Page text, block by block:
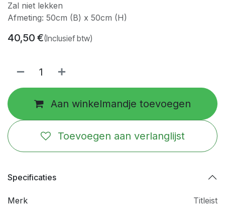
Zal niet lekken
Afmeting: 50cm (B) x 50cm (H)
40,50 €(Inclusief btw)
Aan winkelmandje toevoegen
Toevoegen aan verlanglijst
Specificaties
Merk Titleist